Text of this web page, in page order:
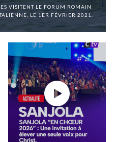
VISITENT LE FORUM ROMAIN
LE 1ER FÉVRIER 2021.